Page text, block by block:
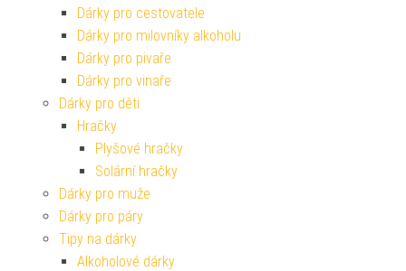
Dárky pro cestovatele
Dárky pro milovníky alkoholu
Dárky pro pivaře
Dárky pro vinaře
Dárky pro děti
Hračky
Plyšové hračky
Solární hračky
Dárky pro muže
Dárky pro páry
Tipy na dárky
Alkoholové dárky